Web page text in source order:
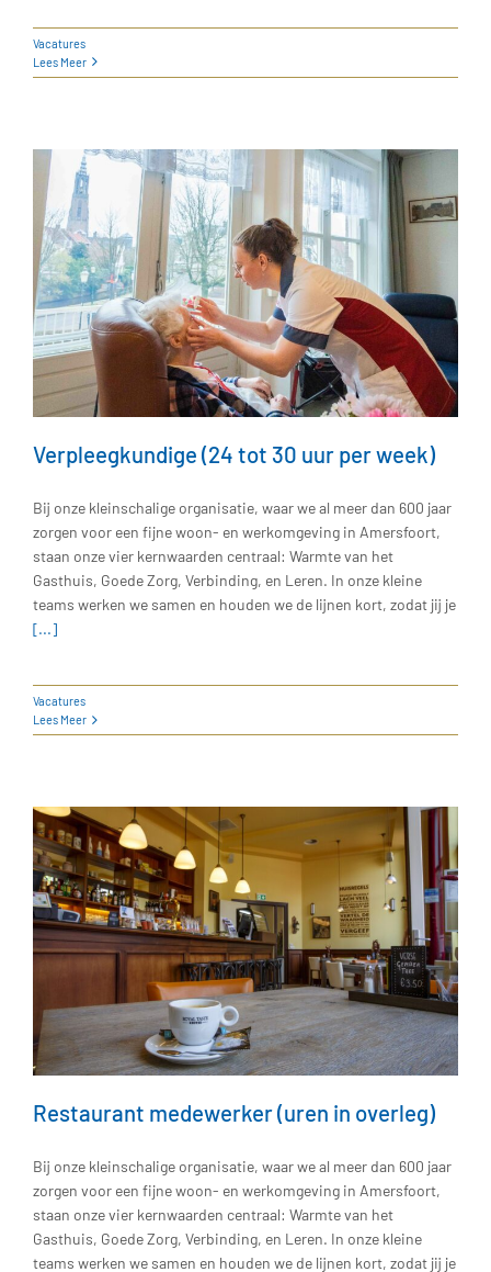
Vacatures
Lees Meer
Verpleegkundige (24 tot 30 uur per week)
Bij onze kleinschalige organisatie, waar we al meer dan 600 jaar
zorgen voor een fijne woon- en werkomgeving in Amersfoort,
staan onze vier kernwaarden centraal: Warmte van het
Gasthuis, Goede Zorg, Verbinding, en Leren. In onze kleine
teams werken we samen en houden we de lijnen kort, zodat jij je
[...]
Vacatures
Lees Meer
Restaurant medewerker (uren in overleg)
Bij onze kleinschalige organisatie, waar we al meer dan 600 jaar
zorgen voor een fijne woon- en werkomgeving in Amersfoort,
staan onze vier kernwaarden centraal: Warmte van het
Gasthuis, Goede Zorg, Verbinding, en Leren. In onze kleine
teams werken we samen en houden we de lijnen kort, zodat jij je